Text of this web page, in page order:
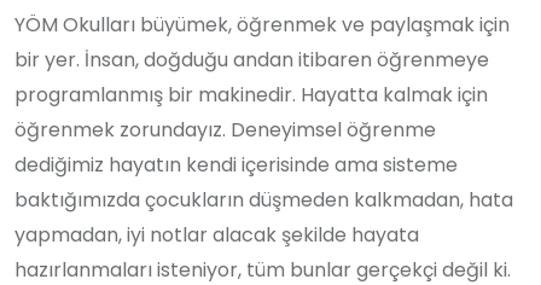
YÖM Okulları büyümek, öğrenmek ve paylaşmak için
bir yer. İnsan, doğduğu andan itibaren öğrenmeye
programlanmış bir makinedir. Hayatta kalmak için
öğrenmek zorundayız. Deneyimsel öğrenme
dediğimiz hayatın kendi içerisinde ama sisteme
baktığımızda çocukların düşmeden kalkmadan, hata
yapmadan, iyi notlar alacak şekilde hayata
hazırlanmaları isteniyor, tüm bunlar gerçekçi değil ki.